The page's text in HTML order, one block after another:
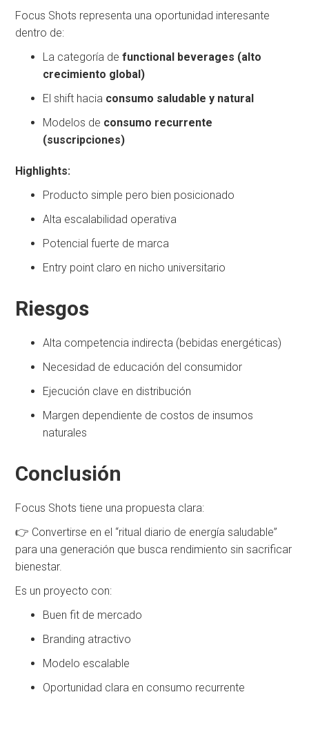
Focus Shots representa una oportunidad interesante
dentro de:
La categoría defunctional beverages (alto
crecimiento global)
El shift hacia consumo saludable y natural
Modelos de consumo recurrente
(suscripciones)
Highlights:
Producto simple pero bien posicionado
Alta escalabilidad operativa
Potencial fuerte de marca
Entry point claro en nicho universitario
Riesgos
Alta competencia indirecta (bebidas energéticas)
Necesidad de educación del consumidor
Ejecución clave en distribución
Margen dependiente de costos de insumos
naturales
Conclusión
Focus Shots tiene una propuesta clara:
👉 Convertirse en el “ritual diario de energía saludable”
para una generación que busca rendimiento sin sacrificar
bienestar.
Es un proyecto con:
Buen fit de mercado
Branding atractivo
Modelo escalable
Oportunidad clara en consumo recurrente